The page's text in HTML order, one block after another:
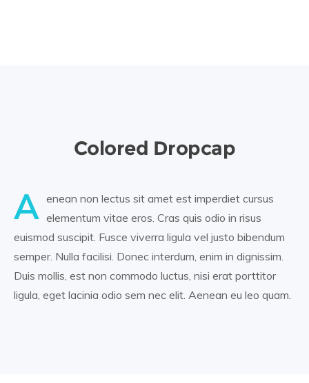
Colored Dropcap
A enean non lectus sit amet est imperdiet cursus
elementum vitae eros. Cras quis odio in risus
euismod suscipit. Fusce viverra ligula vel justo bibendum
semper. Nulla facilisi. Donec interdum, enim in dignissim.
Duis mollis, est non commodo luctus, nisi erat porttitor
ligula, eget lacinia odio sem nec elit. Aenean eu leo quam.